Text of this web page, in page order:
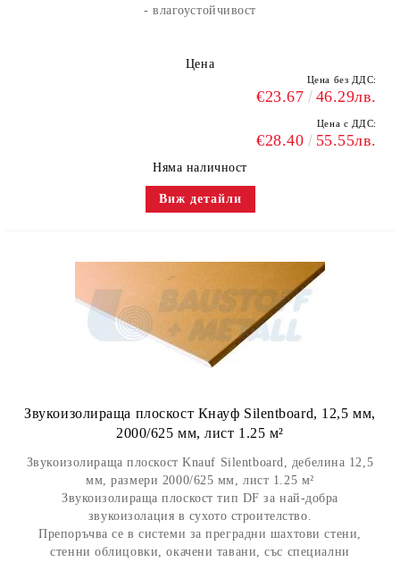
- влагоустойчивост
Цена
Цена без ДДС:
€23.67 46.29лв.
Цена с ДДС:
€28.40 55.55лв.
Няма наличност
Виж детайли
Звукоизолираща плоскост Кнауф Silentboard, 12,5 мм,
2000/625 мм, лист 1.25 м²
Звукоизолираща плоскост Knauf Silentboard, дебелина 12,5
мм, размери 2000/625 мм, лист 1.25 м²
Звукоизолираща плоскост тип DF за най-добра
звукоизолация в сухото строителство.
Препоръчва се в системи за преградни шахтови стени,
стенни облицовки, окачени тавани, със специални